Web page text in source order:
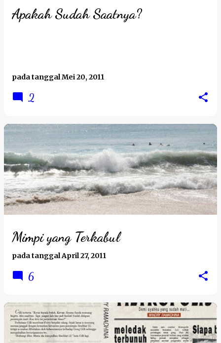
Apakah Sudah Saatnya?
pada tanggalMei 20, 2011
2
Mimpi yang Terkabul
pada tanggalApril 27, 2011
6